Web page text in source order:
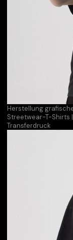
Herstellung
Streetwear-T-Shirts
Transferdruck